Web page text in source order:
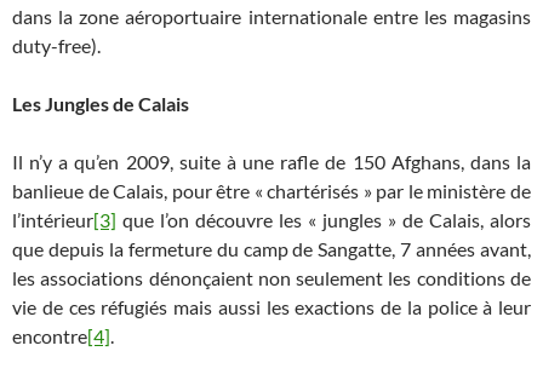
dans la zone aéroportuaire internationale entre les magasins
duty-free).
Les Jungles de Calais
Il n’y a qu’en 2009, suite à une rafle de 150 Afghans, dans la
banlieue de Calais, pour être « chartérisés » par le ministère de
l’intérieur[3] que l’on découvre les « jungles » de Calais, alors
que depuis la fermeture du camp de Sangatte, 7 années avant,
les associations dénonçaient non seulement les conditions de
vie de ces réfugiés mais aussi les exactions de la police à leur
encontre[4].